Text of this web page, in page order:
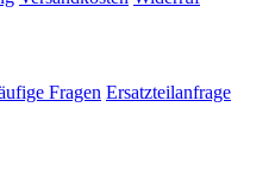
Fragen Ersatzteilanfrage